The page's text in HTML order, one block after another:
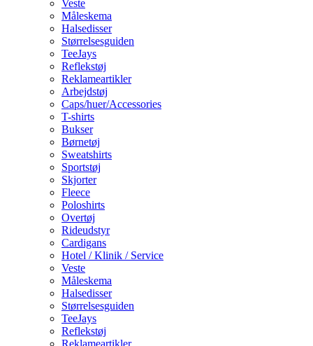
Veste
Måleskema
Halsedisser
Størrelsesguiden
TeeJays
Reflekstøj
Reklameartikler
Arbejdstøj
Caps/huer/Accessories
T-shirts
Bukser
Børnetøj
Sweatshirts
Sportstøj
Skjorter
Fleece
Poloshirts
Overtøj
Rideudstyr
Cardigans
Hotel / Klinik / Service
Veste
Måleskema
Halsedisser
Størrelsesguiden
TeeJays
Reflekstøj
Reklameartikler